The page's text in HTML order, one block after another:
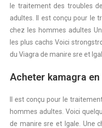
le traitement des troubles
adultes. Il est conçu pour le
chez les hommes adultes
les plus cachs Voici
du Viagra de manire sre et
Acheter kamagra
Il est conçu pour le
hommes adultes. Voici
de manire sre et lgale. Une